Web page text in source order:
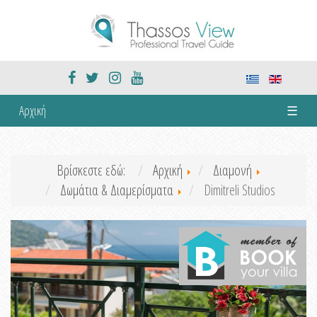
Αρχική ☰
Βρίσκεστε εδώ: Αρχική
Διαμονή
Δωμάτια & Διαμερίσματα
Dimitreli Studios